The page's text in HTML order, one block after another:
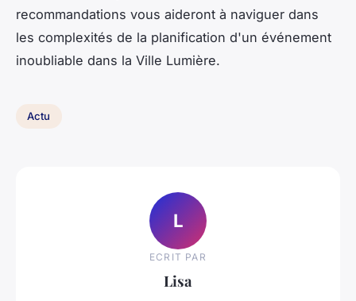
recommandations vous aideront à naviguer dans
les complexités de la planification d'un événement
inoubliable dans la Ville Lumière.
Actu
L
ECRIT PAR
Lisa